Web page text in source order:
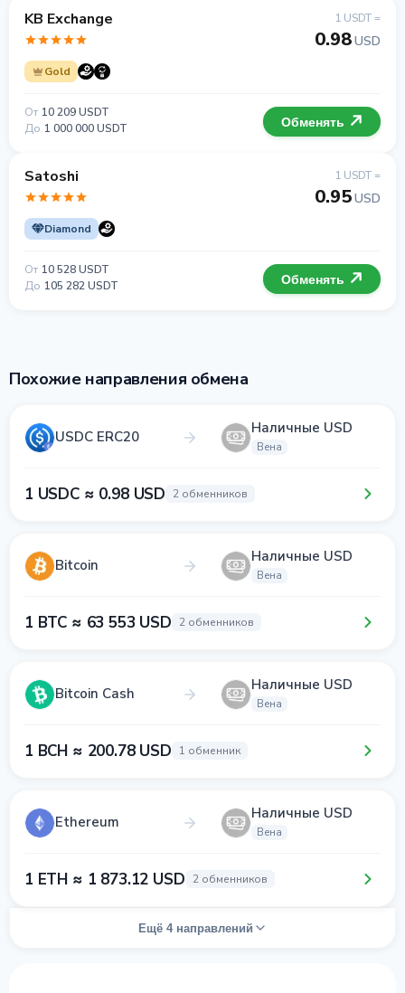
KB Exchange
Gold
1 USDT =
0.98USD
От 10 209 USDT
До 1 000 000 USDT Обменять
Satoshi
Diamond
1 USDT =
0.95USD
От 10 528 USDT
До 105 282 USDT Обменять
Похожие направления обмена
USDC ERC20 Наличные USD
Вена
1 USDC ≈ 0.98 USD 2 обменников
Bitcoin Наличные USD
Вена
1 BTC ≈ 63 553 USD 2 обменников
Bitcoin Cash Наличные USD
Вена
1 BCH ≈ 200.78 USD 1 обменник
Ethereum Наличные USD
Вена
1 ETH ≈ 1 873.12 USD 2 обменников
Ещё 4 направлений